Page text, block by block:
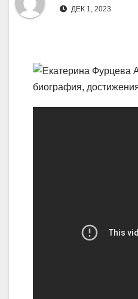
ДЕК 1, 2023